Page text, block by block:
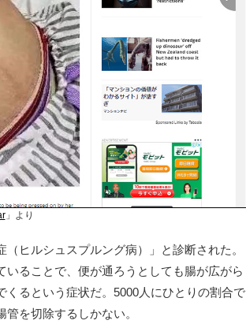
」より
ヒルシュスプルング病）」と診断された。
ることで、便が通ろうとしても腸が広がら
るという症状だ。5000人にひとりの割合で
を切除するしかない。